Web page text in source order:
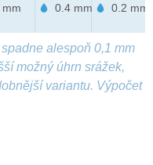
mm 0.4 mm 0.2 mm
alespoň 0,1 mm
možný úhrn srážek,
variantu. Výpočet